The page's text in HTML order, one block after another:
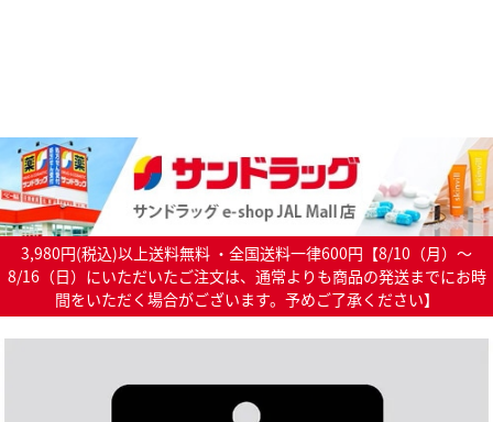
3,980円(税込)以上送料無料 ・全国送料一律600円【8/10（月）～
8/16（日）にいただいたご注文は、通常よりも商品の発送までにお時
間をいただく場合がございます。予めご了承ください】